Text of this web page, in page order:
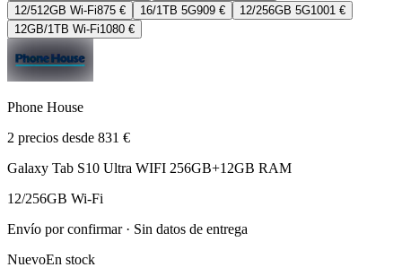
12/512GB Wi-Fi875 € 16/1TB 5G909 € 12/256GB 5G1001 €
12GB/1TB Wi-Fi1080 €
Phone House
2 precios desde 831 €
Galaxy Tab S10 Ultra WIFI 256GB+12GB RAM
12/256GB Wi-Fi
Envío por confirmar · Sin datos de entrega
NuevoEn stock